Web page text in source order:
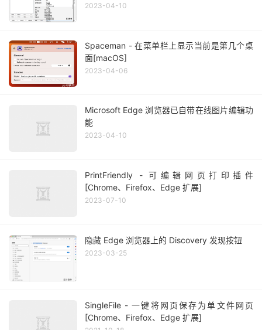
2023-04-10
Spaceman - 在菜单栏上显示当前是第几个桌
面[macOS]
2023-04-06
Microsoft Edge 浏览器已自带在线图片编辑功
能
2023-04-10
PrintFriendly - 可编辑网页打印插件
[Chrome、Firefox、Edge 扩展]
2023-07-10
隐藏 Edge 浏览器上的 Discovery 发现按钮
2023-03-25
SingleFile - 一键将网页保存为单文件网页
[Chrome、Firefox、Edge 扩展]